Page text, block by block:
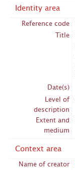
Identity area
Reference code
Title
Date(s)
Level of
description
Extent and
medium
Context area
Name of creator